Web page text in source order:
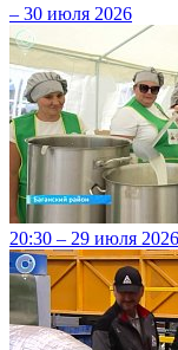
– 30 июля 2026
20:30 – 29 июля 2026